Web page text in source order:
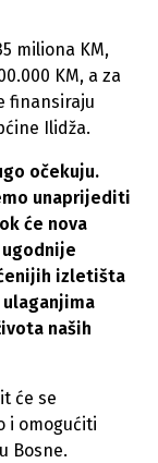
miliona KM,
KM, a za
finansiraju
Ilidža.
očekuju.
unaprijediti
će nova
izletišta
naših
će se
i omogućiti
Bosne.